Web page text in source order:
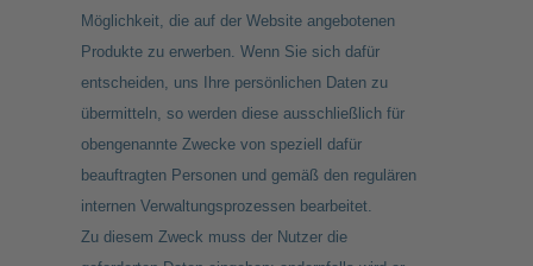
Möglichkeit, die auf der Website angebotenen
Produkte zu erwerben. Wenn Sie sich dafür
entscheiden, uns Ihre persönlichen Daten zu
übermitteln, so werden diese ausschließlich für
obengenannte Zwecke von speziell dafür
beauftragten Personen und gemäß den regulären
internen Verwaltungsprozessen bearbeitet.
Zu diesem Zweck muss der Nutzer die